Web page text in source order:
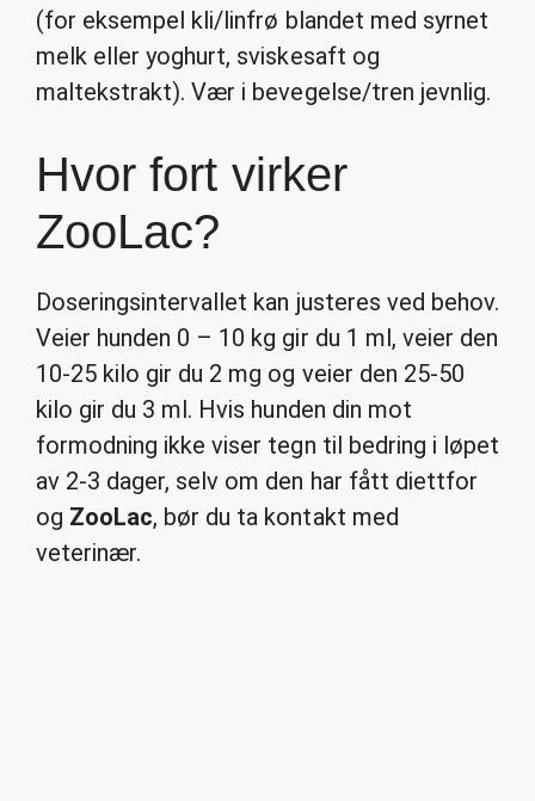
(for eksempel kli/linfrø blandet med syrnet
melk eller yoghurt, sviskesaft og
maltekstrakt). Vær i bevegelse/tren jevnlig.
Hvor fort virker
ZooLac?
Doseringsintervallet kan justeres ved behov.
Veier hunden 0 – 10 kg gir du 1 ml, veier den
10-25 kilo gir du 2 mg og veier den 25-50
kilo gir du 3 ml. Hvis hunden din mot
formodning ikke viser tegn til bedring i løpet
av 2-3 dager, selv om den har fått diettfor
og ZooLac, bør du ta kontakt med
veterinær.